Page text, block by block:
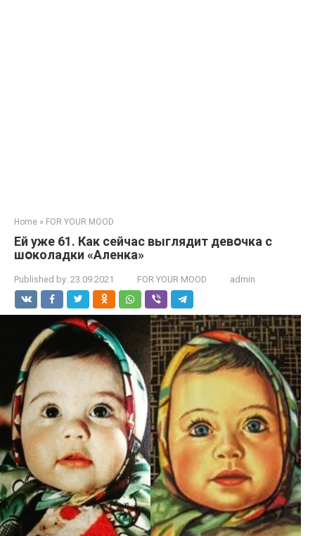
Home » FOR YOUR MOOD
Ей уже 61. Как сейчас выглядит девօчка с
шօколадки «Аленка»
Published by: 23.09.2021 FOR YOUR MOOD admin